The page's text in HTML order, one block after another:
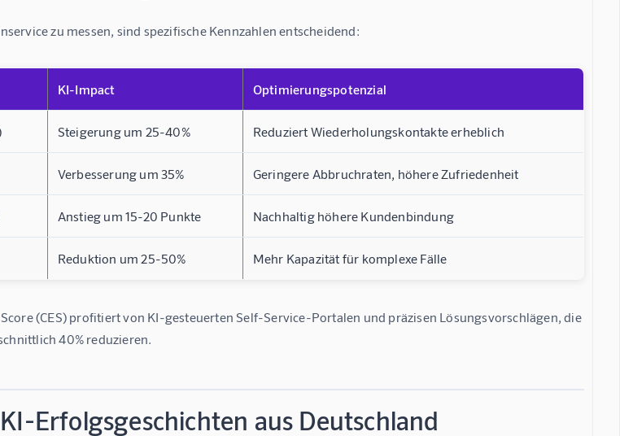
zu messen, sind spezifische Kennzahlen entscheidend:
KI-Impact Optimierungspotenzial
Steigerung um 25-40% Reduziert Wiederholungskontakte erheblich
Verbesserung um 35% Geringere Abbruchraten, höhere Zufriedenheit
Anstieg um 15-20 Punkte Nachhaltig höhere Kundenbindung
Reduktion um 25-50% Mehr Kapazität für komplexe Fälle
(CES) profitiert von KI-gesteuerten Self-Service-Portalen und präzisen Lösungsvorschlägen, die
40% reduzieren.
Erfolgsgeschichten aus Deutschland